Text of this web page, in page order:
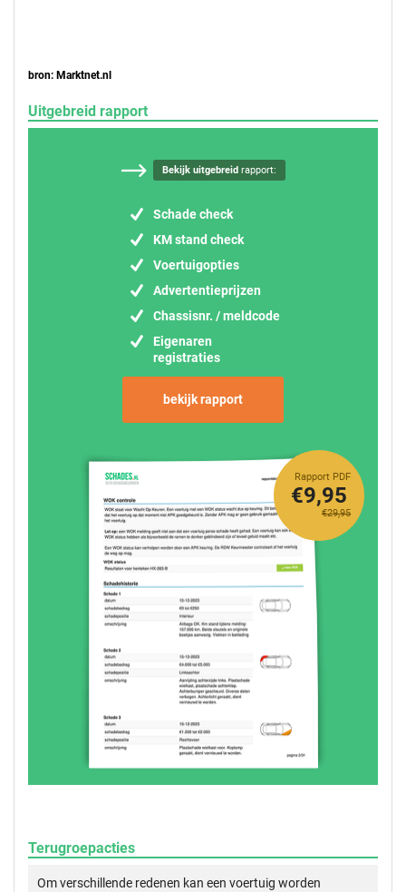
bron: Marktnet.nl
Uitgebreid rapport
Bekijk uitgebreidrapport:
Schade check
KM stand check
Voertuigopties
Advertentieprijzen
Chassisnr. / meldcode
Eigenaren
registraties
bekijk rapport
Rapport PDF
€29,95
€9,95
Terugroepacties
Om verschillende redenen kan een voertuig worden